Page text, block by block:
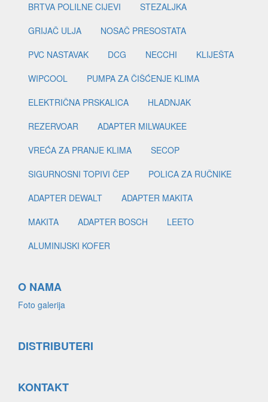
BRTVA POLILNE CIJEVI
STEZALJKA
GRIJAČ ULJA
NOSAČ PRESOSTATA
PVC NASTAVAK
DCG NECCHI
KLIJEŠTA
WIPCOOL
PUMPA ZA ČIŠĆENJE KLIMA
ELEKTRIČNA PRSKALICA
HLADNJAK
REZERVOAR
ADAPTER MILWAUKEE
VREĆA ZA PRANJE KLIMA
SECOP
SIGURNOSNI TOPIVI ČEP
POLICA ZA RUČNIKE
ADAPTER DEWALT
ADAPTER MAKITA
MAKITA
ADAPTER BOSCH
LEETO
ALUMINIJSKI KOFER
O NAMA
Foto galerija
DISTRIBUTERI
KONTAKT